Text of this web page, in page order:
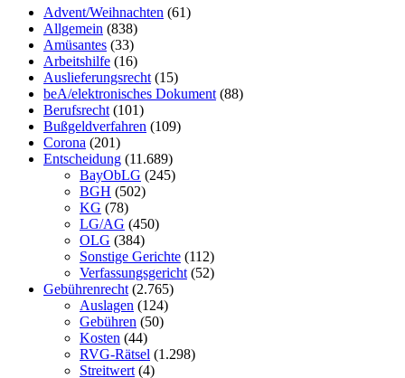
Advent/Weihnachten (61)
Allgemein (838)
Amüsantes (33)
Arbeitshilfe (16)
Auslieferungsrecht (15)
beA/elektronisches Dokument (88)
Berufsrecht (101)
Bußgeldverfahren (109)
Corona (201)
Entscheidung (11.689)
BayObLG (245)
BGH (502)
KG (78)
LG/AG (450)
OLG (384)
Sonstige Gerichte (112)
Verfassungsgericht (52)
Gebührenrecht (2.765)
Auslagen (124)
Gebühren (50)
Kosten (44)
RVG-Rätsel (1.298)
Streitwert (4)